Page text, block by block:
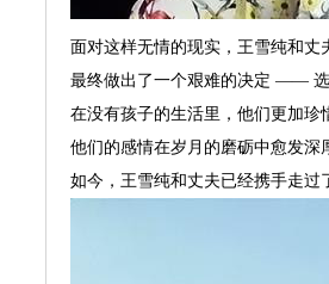
面对这样无情的现实，王雪纯和丈
最终做出了一个艰难的决定 ——
在没有孩子的生活里，他们更加
他们的感情在岁月的磨砺中愈发
如今，王雪纯和丈夫已经携手走